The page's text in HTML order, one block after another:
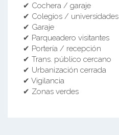
✔ Cochera / garaje
✔ Colegios / universidades
✔ Garaje
✔ Parqueadero visitantes
✔ Portería / recepción
✔ Trans. público cercano
✔ Urbanización cerrada
✔ Vigilancia
✔ Zonas verdes